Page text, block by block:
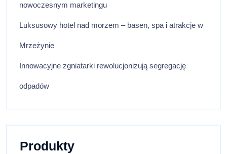
nowoczesnym marketingu
Luksusowy hotel nad morzem – basen, spa i atrakcje w
Mrzeżynie
Innowacyjne zgniatarki rewolucjonizują segregację
odpadów
Produkty